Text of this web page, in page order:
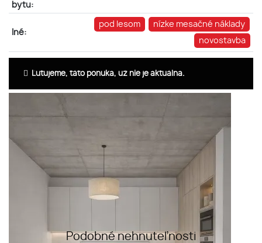
bytu:
Iné:
pod lesom
nízke mesačné náklady
novostavba
Ľutujeme, táto ponuka, už nie je aktuálna.
Podobné nehnuteľnosti